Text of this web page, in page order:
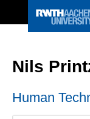
Nils
Human